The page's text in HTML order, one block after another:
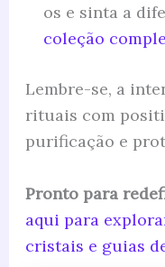
os e sinta a
coleção
Lembre-se, a
rituais com
purificação e
Pronto para
aqui para
cristais e guias